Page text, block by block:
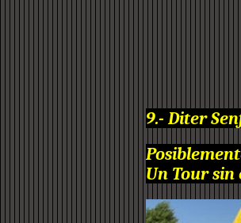
9.- Diter
Un Tour sin